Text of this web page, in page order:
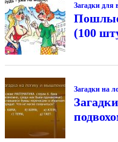
Загадки для
Пошлые
(100
Загадки на